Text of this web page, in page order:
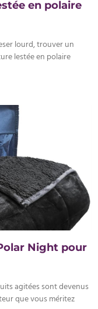
en polaire
lourd, trouver un
lestée en polaire
Night pour
agitées sont devenus
que vous méritez